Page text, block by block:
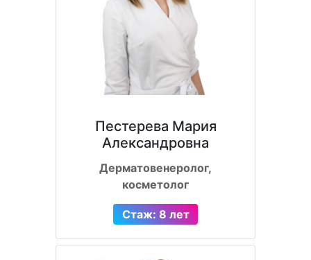
Пестерева Мария
Александровна
Дерматовенеролог,
косметолог
Стаж: 8 лет